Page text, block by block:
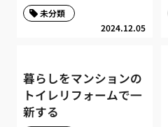
2024.12.05
未分類
暮らしをマンションの
トイレリフォームで一
新する